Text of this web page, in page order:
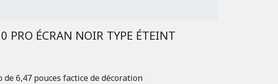
PRO ÉCRAN NOIR TYPE ÉTEINT
de 6,47 pouces factice de décoration